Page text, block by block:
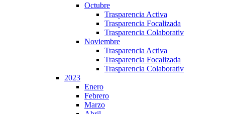
Octubre
Trasparencia Activa
Trasparencia Focalizada
Trasparencia Colaborativ
Noviembre
Trasparencia Activa
Trasparencia Focalizada
Trasparencia Colaborativ
2023
Enero
Febrero
Marzo